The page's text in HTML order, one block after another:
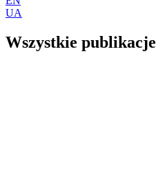
UA
Wszystkie publikacje